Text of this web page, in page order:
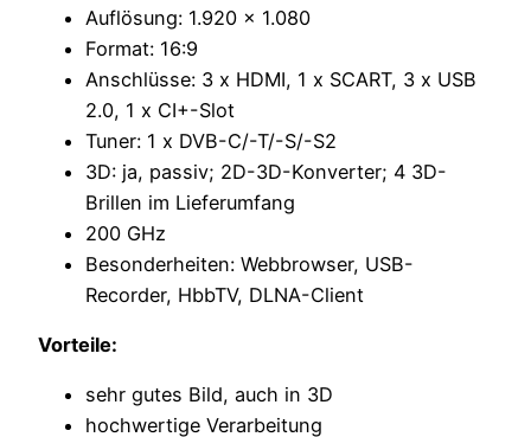
Auflösung: 1.920 x 1.080
Format: 16:9
Anschlüsse: 3 x HDMI, 1 x SCART, 3 x USB
2.0, 1 x CI+-Slot
Tuner: 1 x DVB-C/-T/-S/-S2
3D: ja, passiv; 2D-3D-Konverter; 4 3D-
Brillen im Lieferumfang
200 GHz
Besonderheiten: Webbrowser, USB-
Recorder, HbbTV, DLNA-Client
Vorteile:
sehr gutes Bild, auch in 3D
hochwertige Verarbeitung